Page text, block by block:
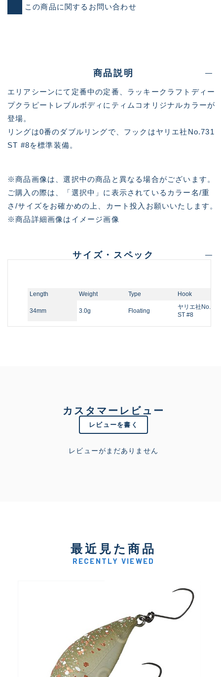
この商品に関するお問い合わせ
商品説明
エリアシーンにて定番中の定番、ラッキークラフトディー
プクラピートレブルボディにティムコオリジナルカラーが
登場。
リングは0番のダブルリングで、フックはヤリエ社No.731
ST #8を標準装備。
※商品画像は、選択中の商品と異なる場合がございます。
ご購入の際は、「選択中」に表示されているカラー名/重
さ/サイズをお確かめの上、カート投入お願いいたします。
※商品詳細画像はイメージ画像
サイズ・スペック
Length Weight Type Hook
34mm 3.0g Floating
ヤリエ社No.731
ST #8
カスタマーレビュー
レビューを書く
レビューがまだありません
最近見た商品
RECENTLY VIEWED